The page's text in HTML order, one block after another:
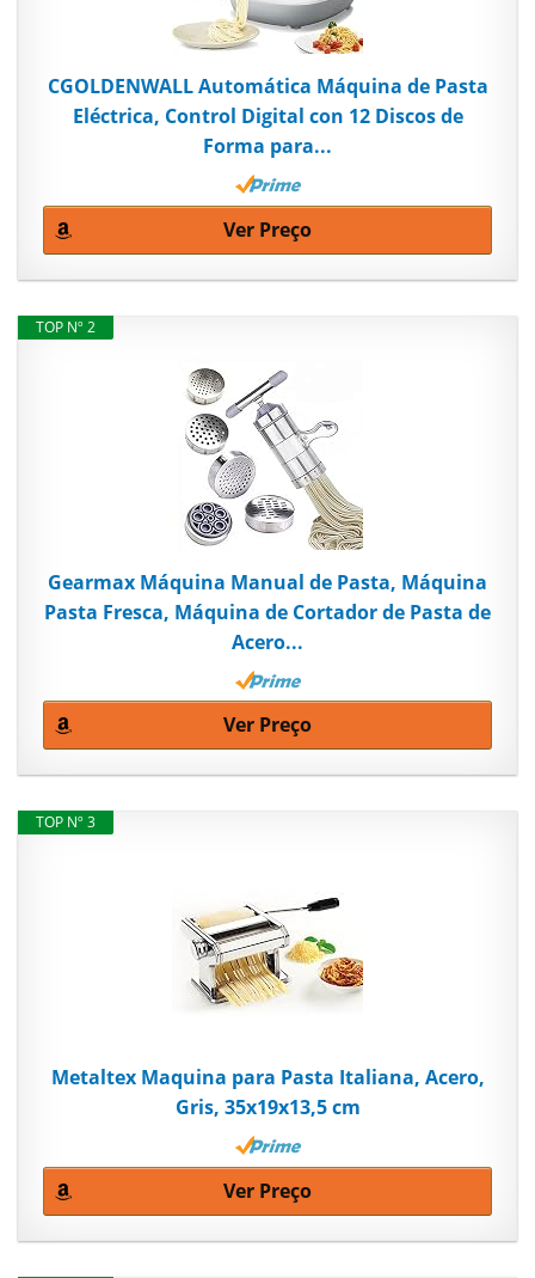
CGOLDENWALL Automática Máquina de Pasta
Eléctrica, Control Digital con 12 Discos de
Forma para...
Ver Preço
TOP Nº 2
Gearmax Máquina Manual de Pasta, Máquina
Pasta Fresca, Máquina de Cortador de Pasta de
Acero...
Ver Preço
TOP Nº 3
Metaltex Maquina para Pasta Italiana, Acero,
Gris, 35x19x13,5 cm
Ver Preço